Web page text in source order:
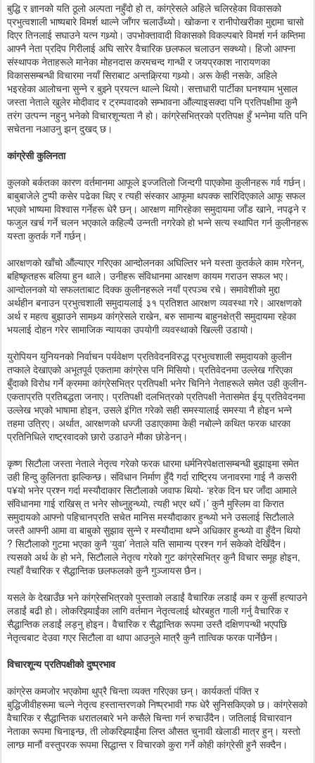
बुद्धि र ज्ञानको यति ठूलो अल्पता नहुँदो हो त, कांग्रेसले अहिले चलिरहेका विकासको
प्रभुत्वशाली भाष्यबारे विमर्श थाल्ने जाँगर चलाउँथ्यो। खोकना र रानीपोखरीका मुद्दामा चासो
दिएर तिनलाई सघाउने यत्न गथ्र्यो। उपभोक्तावादी विकासको विकल्पबारे विमर्श गर्न कम्तिमा
आफ्नै नेता प्रदिप गिरीलाई अघि सारेर वैचारिक छलफल चलाउन सक्थ्यो। हिजो आफ्ना
संस्थापक नेताहरूले मानेका मोहनदास करमचन्द गान्धी र जयप्रकाश नारायणका
विकाससम्बन्धी विचारमा नयाँ सिराबाट अन्तक्र्रिया गथ्र्यो। अरू केही नसके, अहिले
भइरहेका आलोचना सुन्ने र बुझ्ने प्रयत्न थाल्ने थियो। सत्ताधारी पार्टीका घनश्याम भुसाल
जस्ता नेताले खुलेर मोदीवाद र ट्रम्पवादको सम्भावना औंल्याइसक्दा पनि प्रतिपक्षीमा कुनै
तरंग उत्पन्न नहुनु भनेको विचारशून्यता नै हो। कांग्रेसभित्रको प्रतिपक्ष हुँ भन्नेमा यति पनि
सचेतना नआउनु झन् दुखद् छ।
कांग्रेसी कुलिनता
कुलको बर्कतका कारण वर्तमानमा आफूले इज्जतिलो जिन्दगी पाएकोमा कुलीनहरू गर्व गर्छन्।
बाबुबाजेले टुप्पी कसेर पढेका थिए र त्यही संस्कार आफूमा थपक्क सारिदिएकाले आफू सफल
भएको भाष्यमा विश्वास गर्नेहरू धेरै छन्। आरक्षण मागिरहेका समुदायमा जाँड खाने, नपढ्ने र
फजुल खर्च गर्ने चलन भएकाले कहिल्यै उन्नती नगरेको हो भन्ने सत्य स्थापित गर्न कुलीनहरू
यस्ता कुतर्क गर्ने गर्छन्।
आरक्षणको खाँचो औंल्याएर गरिएका आन्दोलनका अघिल्तिर भने यस्ता कुतर्कले काम गरेनन्,
बहिष्कृतहरू बलिया हुन थाले। उनीहरू संविधानमा आरक्षण कायम गराउन सफल भए।
आन्दोलनको यो सफलताबाट दिक्क कुलीनहरूले नयाँ प्रपञ्च रचे। समावेशीको मुद्दा
अर्थहीन बनाउन प्रभुत्वशाली समुदायलाई ३१ प्रतिशत आरक्षण व्यवस्था गरे। आरक्षणको
अर्थ र महत्व बुझाउने सामथ्र्य कांग्रेसले राखेन, बरु सामान्य बाहुनक्षेत्री समुदायमा रहेका
भयलाई दोहन गरेर सामाजिक न्यायका उपयोगी व्यवस्थाको खिल्ली उडायो।
युरोपियन युनियनको निर्वाचन पर्यवेक्षण प्रतिवेदनविरुद्ध प्रभुत्वशाली समुदायको कुलीन
तप्काले देखाएको अभूतपूर्व एकतामा कांग्रेस पनि मिसियो। प्रतिवेदनमा उल्लेख गरिएका
बुँदाको विरोध गर्ने क्रममा कांग्रेसभित्र प्रतिपक्षी भनेर चिनिने नेताहरूले समेत उही कुलीन-
एकताप्रति प्रतिबद्धता जनाए। प्रतिपक्षी दलभित्रको प्रतिपक्षी नेतासमेत ईयू प्रतिवेदनमा
उल्लेख भएको भाषामा होइन, उसले इंगित गरेको सही समस्यालाई समस्या नै होइन भन्ने
तहमा उत्रिए। अर्थात, आरक्षणको धज्जी उडाएकामा केही नबोल्ने कथित फरक धारका
प्रतिनिधिले राष्ट्रवादको छारो उडाउने मौका छोडेनन्।
कृष्ण सिटौला जस्ता नेताले नेतृत्व गरेको फरक धारमा धर्मनिरपेक्षतासम्बन्धी बुझाइमा समेत
उही हिन्दु कुलिनता झल्किन्छ। संविधान निर्माण हुँदै गर्दा राष्ट्रिय जनावरमा गाई नै कसरी
प¥यो भनेर प्रश्न गर्दा मस्यौदाकार सिटौलाको जवाफ थियो- ‘हरेक दिन घर जाँदा आमाले
संविधानमा गाई राखिस् त भनेर सोध्नुहुन्थ्यो, त्यही भएर थपें।’ कुनै मुस्लिम वा किरात
समुदायको आफ्नो पहिचानप्रति सचेत मानिस मस्यौदाकार हुन्थ्यो भने उसलाई सिटौलाले
जस्तै आफ्नी आमा वा बाबुको सुझाव सुन्ने र मस्यौदामा थप्ने अधिकार हुन्थ्यो वा हुँदैन थियो
? सिटौलाको गुटमा भएका कुनै ‘युवा’ नेताले यति सामान्य प्रश्न गर्न सकेको देखिँदैन।
त्यसको अर्थ के हो भने, सिटौलाले नेतृत्व गरेको गुट कांग्रेसभित्र कुनै विचार समूह होइन,
त्यहाँ वैचारिक र सैद्धान्तिक छलफलको कुनै गुञ्जायस छैन।
यसले के देखाउँछ भने कांग्रेसभित्रको पुस्ताको लडाईं वैचारिक लडाईं कम र कुर्सी हत्याउने
लडाईं बढी हो। लोकरिझ्याईंका लागि वर्तमान नेतृत्वलाई थोरबहुत गाली गर्नु वैचारिक र
सैद्धान्तिक लडाईं लड्नु होइन। वैचारिक र सैद्धान्तिक रूपमा उस्तै दक्षिणपन्थी भएपछि
नेतृत्वबाट देउवा गएर सिटौला वा थापा आउनुले मात्रै कुनै तात्विक फरक पार्नेछैन।
विचारशून्य प्रतिपक्षीको दुष्प्रभाव
कांग्रेस कमजोर भएकोमा थुप्रै चिन्ता व्यक्त गरिएका छन्। कार्यकर्ता पंक्ति र
बुद्धिजीवीहरूमा चल्ने नेतृत्व हस्तान्तरणको निष्प्रभावी गफ धेरै सुनिसकिएको छ। कांग्रेसको
वैचारिक र सैद्धान्तिक धरातलबारे भने कसैले चिन्ता गर्न रुचाउँदैन। जतिलाई विचारवान
नेताका रूपमा चिनाइन्छ, ती लोकरिझ्याईंमा लिप्त औसत चुनावी खेलाडी मात्र हुन्। यस्तो
लाग्छ मानौं वस्तुपरक रूपमा सिद्धान्त र विचारको कुरा गर्ने कोही कांग्रेसी हुनै सक्दैन।